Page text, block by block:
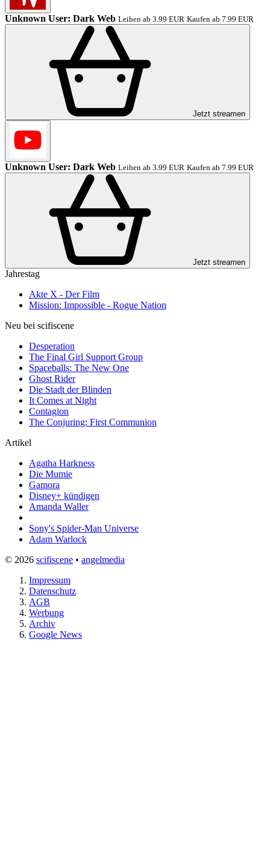
Unknown User: Dark Web Leihen ab 3.99 EUR Kaufen ab 7.99 EUR
Jetzt streamen
Unknown User: Dark Web Leihen ab 3.99 EUR Kaufen ab 7.99 EUR
Jetzt streamen
Jahrestag
Akte X - Der Film
Mission: Impossible - Rogue Nation
Neu bei scifiscene
Desperation
The Final Girl Support Group
Spaceballs: The New One
Ghost Rider
Die Stadt der Blinden
It Comes at Night
Contagion
The Conjuring: First Communion
Artikel
Agatha Harkness
Die Mumie
Gamora
Disney+ kündigen
Amanda Waller
Sony's Spider-Man Universe
Adam Warlock
© 2026 scifiscene • angelmedia
Impressum
Datenschutz
AGB
Werbung
Archiv
Google News